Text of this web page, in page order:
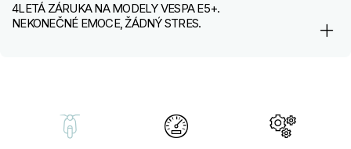
4LETÁ ZÁRUKA NA MODELY VESPA E5+.
NEKONEČNÉ EMOCE, ŽÁDNÝ STRES.